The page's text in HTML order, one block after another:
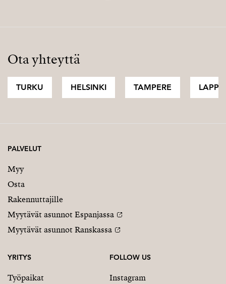
Ota yhteyttä
TURKU HELSINKI TAMPERE LAPPI
PALVELUT
Myy
Osta
Rakennuttajille
Myytävät asunnot Espanjassa
Myytävät asunnot Ranskassa
YRITYS
Työpaikat
FOLLOW US
Instagram